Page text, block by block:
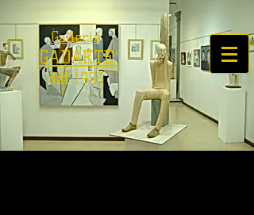
Galleria
GADARTE
dal 1956